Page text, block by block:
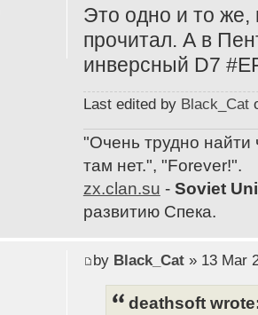
Это одно и то же,
прочитал. А в
инверсный D7
Last edited by Black_Cat
"Очень трудно найти
там нет.", "Forever!".
zx.clan.su - Soviet
развитию Спека.
by Black_Cat» 13 Mar
deathsoft